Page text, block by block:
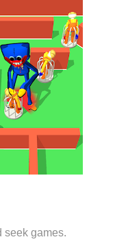
seek games.